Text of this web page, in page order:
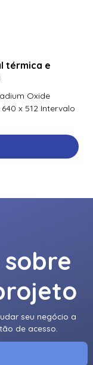
térmica e
Oxide
x 512 Intervalo
sobre
seu negócio a
de acesso.